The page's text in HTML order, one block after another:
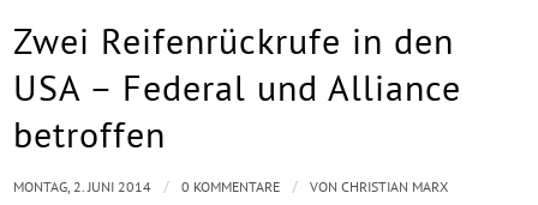
Zwei Reifenrückrufe in den
USA – Federal und Alliance
betroffen
MONTAG, 2. JUNI 2014 / 0 KOMMENTARE / VONCHRISTIAN MARX